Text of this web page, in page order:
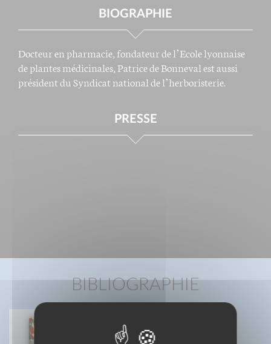
BIOGRAPHIE
Docteur en pharmacie, fondateur de l’Ecole lyonnaise
de plantes médicinales, Patrice de Bonneval est aussi
président du Syndicat national de l’herboristerie.
PRESSE
BIBLIOGRAPHIE